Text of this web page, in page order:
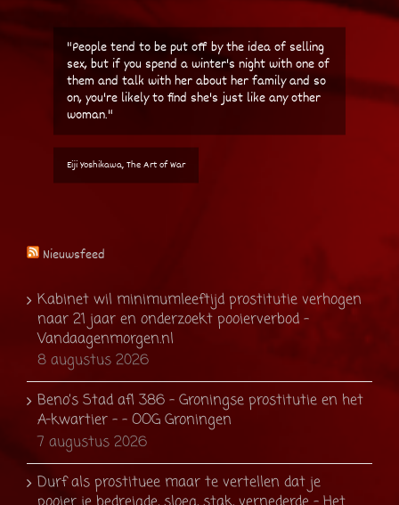
"People tend to be put off by the idea of selling
sex, but if you spend a winter's night with one of
them and talk with her about her family and so
on, you're likely to find she's just like any other
woman."
Eiji Yoshikawa, The Art of War
Nieuwsfeed
Kabinet wil minimumleeftijd prostitutie verhogen
naar 21 jaar en onderzoekt pooierverbod -
Vandaagenmorgen.nl
8 augustus 2026
Beno’s Stad afl 386 – Groningse prostitutie en het
A-kwartier – - OOG Groningen
7 augustus 2026
Durf als prostituee maar te vertellen dat je